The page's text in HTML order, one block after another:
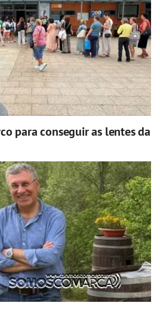
para conseguir as lentes da